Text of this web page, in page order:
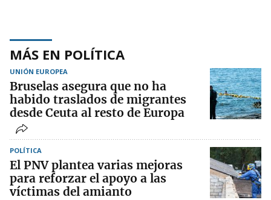
MÁS EN POLÍTICA
UNIÓN EUROPEA
Bruselas asegura que no ha
habido traslados de migrantes
desde Ceuta al resto de Europa
POLÍTICA
El PNV plantea varias mejoras
para reforzar el apoyo a las
víctimas del amianto